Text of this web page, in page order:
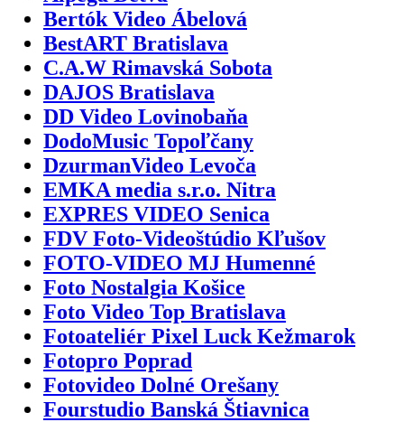
Bertók Video Ábelová
BestART Bratislava
C.A.W Rimavská Sobota
DAJOS Bratislava
DD Video Lovinobaňa
DodoMusic Topoľčany
DzurmanVideo Levoča
EMKA media s.r.o. Nitra
EXPRES VIDEO Senica
FDV Foto-Videoštúdio Kľušov
FOTO-VIDEO MJ Humenné
Foto Nostalgia Košice
Foto Video Top Bratislava
Fotoateliér Pixel Luck Kežmarok
Fotopro Poprad
Fotovideo Dolné Orešany
Fourstudio Banská Štiavnica